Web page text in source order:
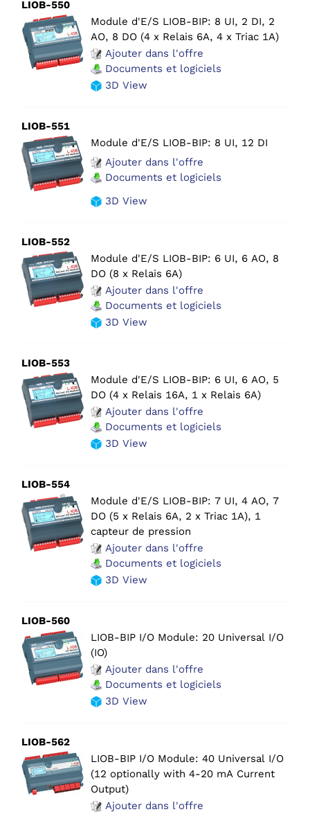
LIOB-550
Module d'E/S LIOB-BIP: 8 UI, 2 DI, 2
AO, 8 DO (4 x Relais 6A, 4 x Triac 1A)
Ajouter dans l'offre
Documents et logiciels
3D View
LIOB-551
Module d'E/S LIOB-BIP: 8 UI, 12 DI
Ajouter dans l'offre
Documents et logiciels
3D View
LIOB-552
Module d'E/S LIOB-BIP: 6 UI, 6 AO, 8
DO (8 x Relais 6A)
Ajouter dans l'offre
Documents et logiciels
3D View
LIOB-553
Module d'E/S LIOB-BIP: 6 UI, 6 AO, 5
DO (4 x Relais 16A, 1 x Relais 6A)
Ajouter dans l'offre
Documents et logiciels
3D View
LIOB-554
Module d'E/S LIOB-BIP: 7 UI, 4 AO, 7
DO (5 x Relais 6A, 2 x Triac 1A), 1
capteur de pression
Ajouter dans l'offre
Documents et logiciels
3D View
LIOB-560
LIOB-BIP I/O Module: 20 Universal I/O
(IO)
Ajouter dans l'offre
Documents et logiciels
3D View
LIOB-562
LIOB-BIP I/O Module: 40 Universal I/O
(12 optionally with 4-20 mA Current
Output)
Ajouter dans l'offre